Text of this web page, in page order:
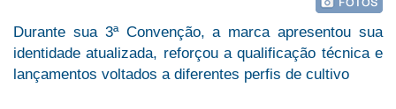
Durante sua 3ª Convenção, a marca apresentou sua
identidade atualizada, reforçou a qualificação técnica e
lançamentos voltados a diferentes perfis de cultivo